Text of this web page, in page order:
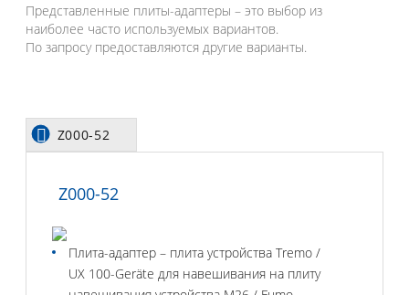
Представленные плиты-адаптеры – это выбор из
наиболее часто используемых вариантов.
По запросу предоставляются другие варианты.
Z000-52
Z000-52
Плита-адаптер – плита устройства Tremo /
UX 100-Geräte для навешивания на плиту